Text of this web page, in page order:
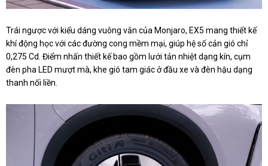
Trái ngược với kiểu dáng vuông vắn của Monjaro, EX5 mang thiết kế
khí động học với các đường cong mềm mại, giúp hệ số cản gió chỉ
0,275 Cd. Điểm nhấn thiết kế bao gồm lưới tản nhiệt dạng kín, cụm
đèn pha LED mượt mà, khe gió tam giác ở đầu xe và đèn hậu dạng
thanh nối liền.